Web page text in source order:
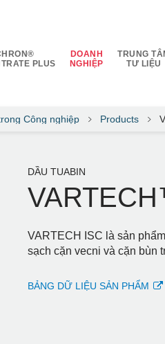
PLUS
DOANH
NGHIỆP
TRUNG
TƯ LIỆU
Công nghiệp Products
DẦU TUABIN
VARTECH ISC là sản
sạch cặn vecni và cặn bùn
BẢNG DỮ LIỆU SẢN PHẨM